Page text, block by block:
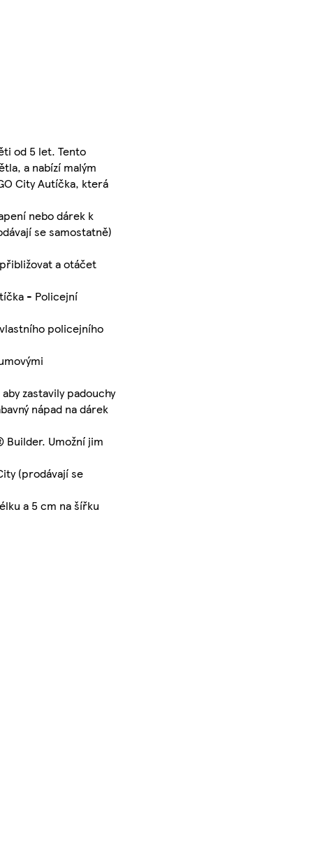
od 5 let. Tento
a nabízí malým
City Autíčka, která
nebo dárek k
se samostatně)
a otáčet
- Policejní
vlastního policejního
zastavily padouchy
nápad na dárek
Builder. Umožní jim
(prodávají se
a 5 cm na šířku